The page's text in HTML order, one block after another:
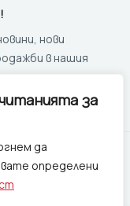
за
да
определени
нови
в нашия
|